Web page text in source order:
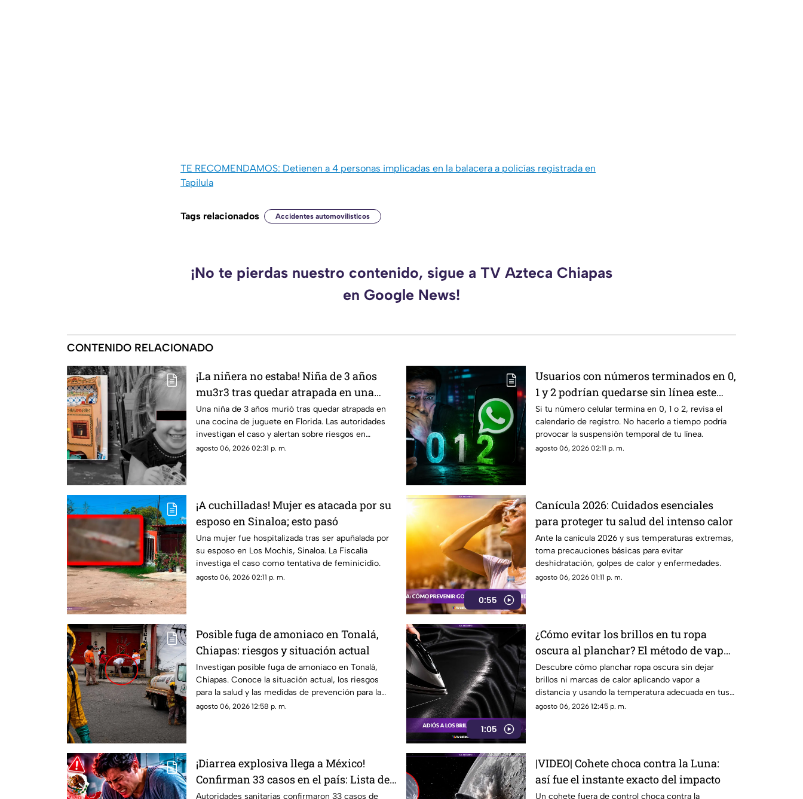
TE RECOMENDAMOS: Detienen a 4 personas implicadas en la balacera a policías registrada en
Tapilula
Tags relacionados Accidentes automovilísticos
¡No te pierdas nuestro contenido, sigue a TV Azteca Chiapas
en Google News!
CONTENIDO RELACIONADO
¡La niñera no estaba! Niña de 3 años
mu3r3 tras quedar atrapada en una
cocina de juguete
Una niña de 3 años murió tras quedar atrapada en
una cocina de juguete en Florida. Las autoridades
investigan el caso y alertan sobre riesgos en
muebles infantiles.
agosto 06, 2026 02:31 p. m.
Usuarios con números terminados en 0,
1 y 2 podrían quedarse sin línea este
mes; conoce cómo evitarlo
Si tu número celular termina en 0, 1 o 2, revisa el
calendario de registro. No hacerlo a tiempo podría
provocar la suspensión temporal de tu línea.
agosto 06, 2026 02:11 p. m.
¡A cuchilladas! Mujer es atacada por su
esposo en Sinaloa; esto pasó
Una mujer fue hospitalizada tras ser apuñalada por
su esposo en Los Mochis, Sinaloa. La Fiscalía
investiga el caso como tentativa de feminicidio.
agosto 06, 2026 02:11 p. m.
0:55
Canícula 2026: Cuidados esenciales
para proteger tu salud del intenso calor
Ante la canícula 2026 y sus temperaturas extremas,
toma precauciones básicas para evitar
deshidratación, golpes de calor y enfermedades.
agosto 06, 2026 01:11 p. m.
Posible fuga de amoniaco en Tonalá,
Chiapas: riesgos y situación actual
Investigan posible fuga de amoniaco en Tonalá,
Chiapas. Conoce la situación actual, los riesgos
para la salud y las medidas de prevención para la
población.
agosto 06, 2026 12:58 p. m.
1:05
¿Cómo evitar los brillos en tu ropa
oscura al planchar? El método de vapor
para proteger tus prendas
Descubre cómo planchar ropa oscura sin dejar
brillos ni marcas de calor aplicando vapor a
distancia y usando la temperatura adecuada en tus
prendas.
agosto 06, 2026 12:45 p. m.
¡Diarrea explosiva llega a México!
Confirman 33 casos en el país: Lista de
estados afectados
Autoridades sanitarias confirmaron 33 casos de
|VIDEO| Cohete choca contra la Luna:
así fue el instante exacto del impacto
Un cohete fuera de control choca contra la